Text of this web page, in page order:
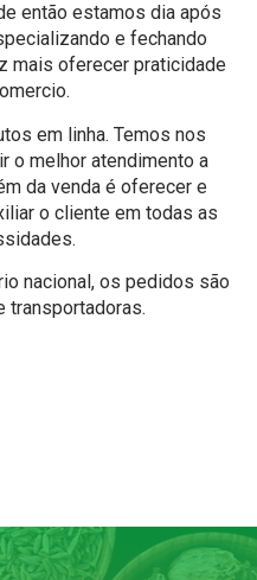
então estamos dia após
e fechando
mais oferecer praticidade
em linha. Temos nos
o melhor atendimento a
da venda é oferecer e
o cliente em todas as
nacional, os pedidos são
transportadoras.